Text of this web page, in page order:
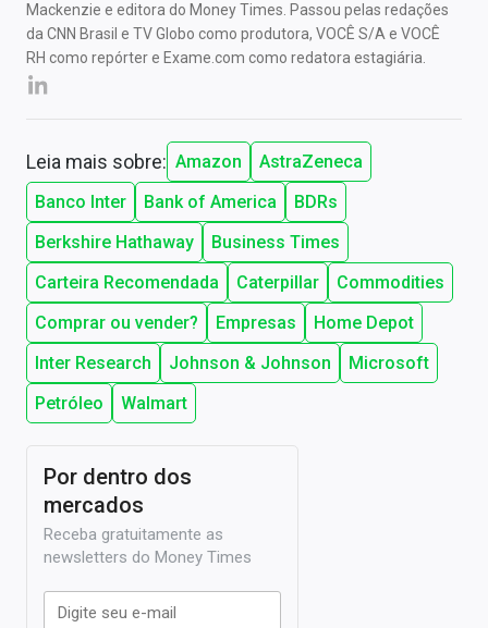
Mackenzie e editora do Money Times. Passou pelas redações
da CNN Brasil e TV Globo como produtora, VOCÊ S/A e VOCÊ
RH como repórter e Exame.com como redatora estagiária.
Leia mais sobre: Amazon
AstraZeneca
Banco Inter
Bank of America
BDRs
Berkshire Hathaway
Business Times
Carteira Recomendada
Caterpillar
Commodities
Comprar ou vender?
Empresas
Home Depot
Inter Research
Johnson & Johnson
Microsoft
Petróleo
Walmart
Por dentro dos
mercados
Receba gratuitamente as
newsletters do Money Times